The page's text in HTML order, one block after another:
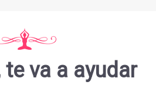
te va a ayudar